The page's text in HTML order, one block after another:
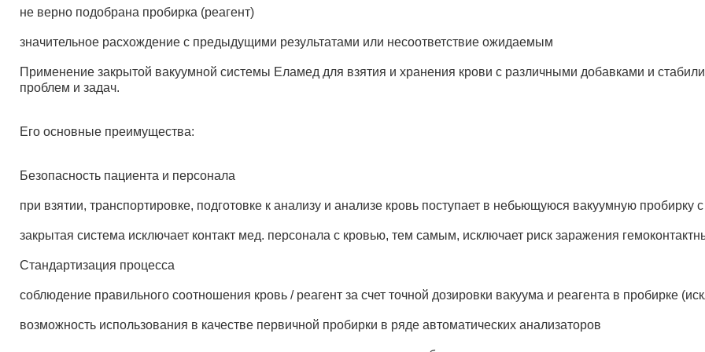
не верно подобрана пробирка (реагент)
значительное расхождение с предыдущими результатами или несоответствие ожидаемым
Применение закрытой вакуумной системы Еламед для взятия и хранения крови с различными добавками и
проблем и задач.
Его основные преимущества:
Безопасность пациента и персонала
при взятии, транспортировке, подготовке к анализу и анализе кровь поступает в небьющуюся вакуумную пробирку
закрытая система исключает контакт мед. персонала с кровью, тем самым, исключает риск заражения
Стандартизация процесса
соблюдение правильного соотношения кровь / реагент за счет точной дозировки вакуума и реагента в пробирке
возможность использования в качестве первичной пробирки в ряде автоматических анализаторов